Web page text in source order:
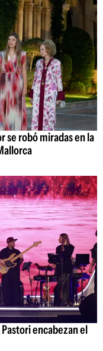
se robó miradas en la
encabezan el